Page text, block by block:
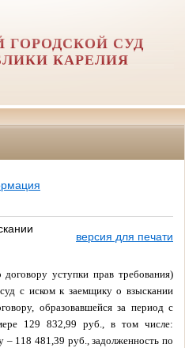
ГОРОДСКОЙ СУД
КАРЕЛИЯ
версия для печати
уступки прав требования)
с иском к заемщику о взыскании
образовавшейся за период с
129 832,99 руб., в том числе:
– 118 481,39 руб., задолженность по